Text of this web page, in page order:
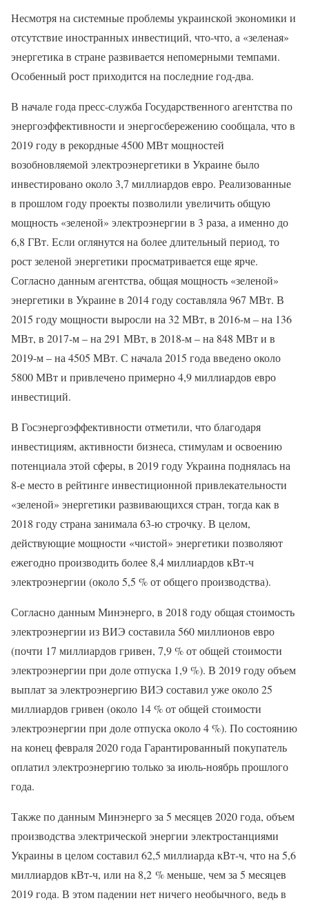
Несмотря на системные проблемы украинской экономики и
отсутствие иностранных инвестиций, что-что, а «зеленая»
энергетика в стране развивается непомерными темпами.
Особенный рост приходится на последние год-два.
В начале года пресс-служба Государственного агентства по
энергоэффективности и энергосбережению сообщала, что в
2019 году в рекордные 4500 МВт мощностей
возобновляемой электроэнергетики в Украине было
инвестировано около 3,7 миллиардов евро. Реализованные
в прошлом году проекты позволили увеличить общую
мощность «зеленой» электроэнергии в 3 раза, а именно до
6,8 ГВт. Если оглянутся на более длительный период, то
рост зеленой энергетики просматривается еще ярче.
Согласно данным агентства, общая мощность «зеленой»
энергетики в Украине в 2014 году составляла 967 МВт. В
2015 году мощности выросли на 32 МВт, в 2016-м – на 136
МВт, в 2017-м – на 291 МВт, в 2018-м – на 848 МВт и в
2019-м – на 4505 МВт. С начала 2015 года введено около
5800 МВт и привлечено примерно 4,9 миллиардов евро
инвестиций.
В Госэнергоэффективности отметили, что благодаря
инвестициям, активности бизнеса, стимулам и освоению
потенциала этой сферы, в 2019 году Украина поднялась на
8-е место в рейтинге инвестиционной привлекательности
«зеленой» энергетики развивающихся стран, тогда как в
2018 году страна занимала 63-ю строчку. В целом,
действующие мощности «чистой» энергетики позволяют
ежегодно производить более 8,4 миллиардов кВт-ч
электроэнергии (около 5,5 % от общего производства).
Согласно данным Минэнерго, в 2018 году общая стоимость
электроэнергии из ВИЭ составила 560 миллионов евро
(почти 17 миллиардов гривен, 7,9 % от общей стоимости
электроэнергии при доле отпуска 1,9 %). В 2019 году объем
выплат за электроэнергию ВИЭ составил уже около 25
миллиардов гривен (около 14 % от общей стоимости
электроэнергии при доле отпуска около 4 %). По состоянию
на конец февраля 2020 года Гарантированный покупатель
оплатил электроэнергию только за июль-ноябрь прошлого
года.
Также по данным Минэнерго за 5 месяцев 2020 года, объем
производства электрической энергии электростанциями
Украины в целом составил 62,5 миллиарда кВт-ч, что на 5,6
миллиардов кВт-ч, или на 8,2 % меньше, чем за 5 месяцев
2019 года. В этом падении нет ничего необычного, ведь в